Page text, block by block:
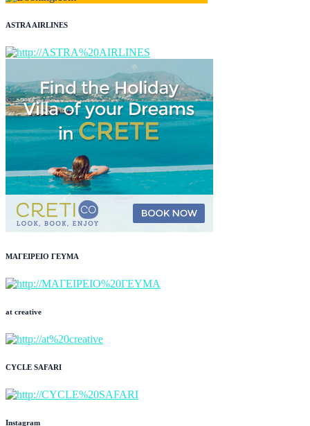
ASTRA AIRLINES
ΜΑΓΕΙΡΕΙΟ ΓΕΥΜΑ
at creative
CYCLE SAFARI
Instagram